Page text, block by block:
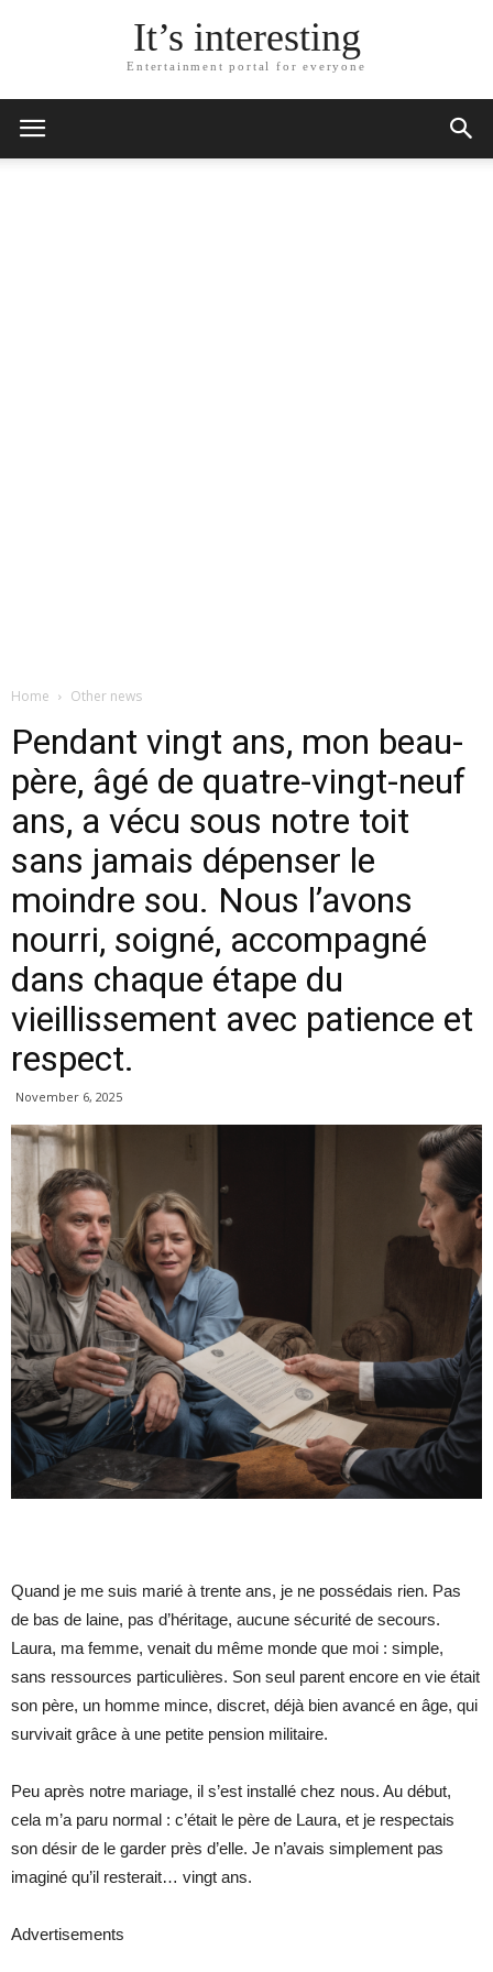
It’s interesting
Entertainment portal for everyone
Home Other news
Pendant vingt ans, mon beau-
père, âgé de quatre-vingt-neuf
ans, a vécu sous notre toit
sans jamais dépenser le
moindre sou. Nous l’avons
nourri, soigné, accompagné
dans chaque étape du
vieillissement avec patience et
respect.
November 6, 2025
Quand je me suis marié à trente ans, je ne possédais rien. Pas
de bas de laine, pas d’héritage, aucune sécurité de secours.
Laura, ma femme, venait du même monde que moi : simple,
sans ressources particulières. Son seul parent encore en vie était
son père, un homme mince, discret, déjà bien avancé en âge, qui
survivait grâce à une petite pension militaire.
Peu après notre mariage, il s’est installé chez nous. Au début,
cela m’a paru normal : c’était le père de Laura, et je respectais
son désir de le garder près d’elle. Je n’avais simplement pas
imaginé qu’il resterait… vingt ans.
Advertisements